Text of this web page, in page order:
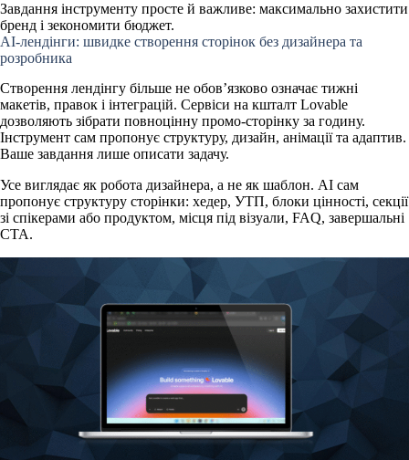
Завдання інструменту просте й важливе: максимально захистити
бренд і зекономити бюджет.
AI-лендінги: швидке створення сторінок без дизайнера та
розробника
Створення лендінгу більше не обов’язково означає тижні
макетів, правок і інтеграцій. Сервіси на кшталт Lovable
дозволяють зібрати повноцінну промо-сторінку за годину.
Інструмент сам пропонує структуру, дизайн, анімації та адаптив.
Ваше завдання лише описати задачу.
Усе виглядає як робота дизайнера, а не як шаблон. AI сам
пропонує структуру сторінки: хедер, УТП, блоки цінності, секції
зі спікерами або продуктом, місця під візуали, FAQ, завершальні
CTA.